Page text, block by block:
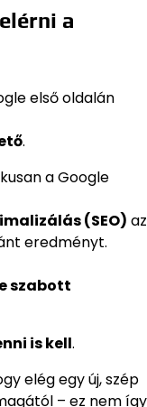
a
első oldalán
.
a Google
(SEO) az
eredményt.
szabott
is kell.
elég egy új, szép
– ez nem így